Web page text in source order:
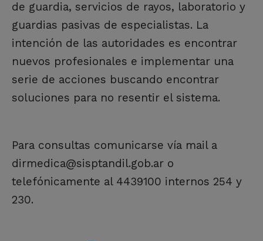
de guardia, servicios de rayos, laboratorio y
guardias pasivas de especialistas. La
intención de las autoridades es encontrar
nuevos profesionales e implementar una
serie de acciones buscando encontrar
soluciones para no resentir el sistema.
Para consultas comunicarse vía mail a
dirmedica@sisptandil.gob.ar o
telefónicamente al 4439100 internos 254 y
230.